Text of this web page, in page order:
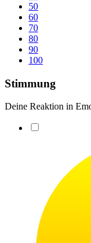
50
60
70
80
90
100
Stimmung
Deine Reaktion in